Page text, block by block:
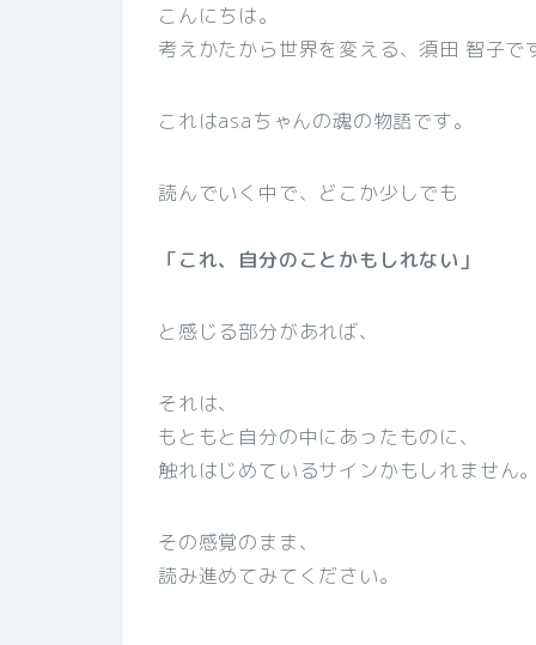
こんにちは。
考えかたから世界を変える、須田 智子で
これはasaちゃんの魂の物語です。
読んでいく中で、どこか少しでも
「これ、自分のことかもしれない」
と感じる部分があれば、
それは、
もともと自分の中にあったものに、
触れはじめているサインかもしれません
その感覚のまま、
読み進めてみてください。